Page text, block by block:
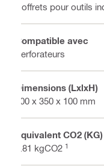
Coffrets pour outils
Compatible avec
Perforateurs
Dimensions (LxlxH)
400 x 350 x 100 mm
Équivalent CO2 (KG)
3.81 kgCO2 1